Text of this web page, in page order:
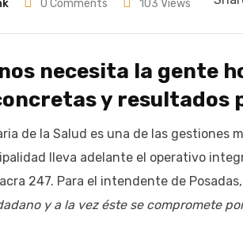
0 Comments 103 Views
necesita la gente
y resultados
de la Salud es una de las gestiones
lleva adelante el operativo
247. Para el intendente de
y a la vez éste se compromete